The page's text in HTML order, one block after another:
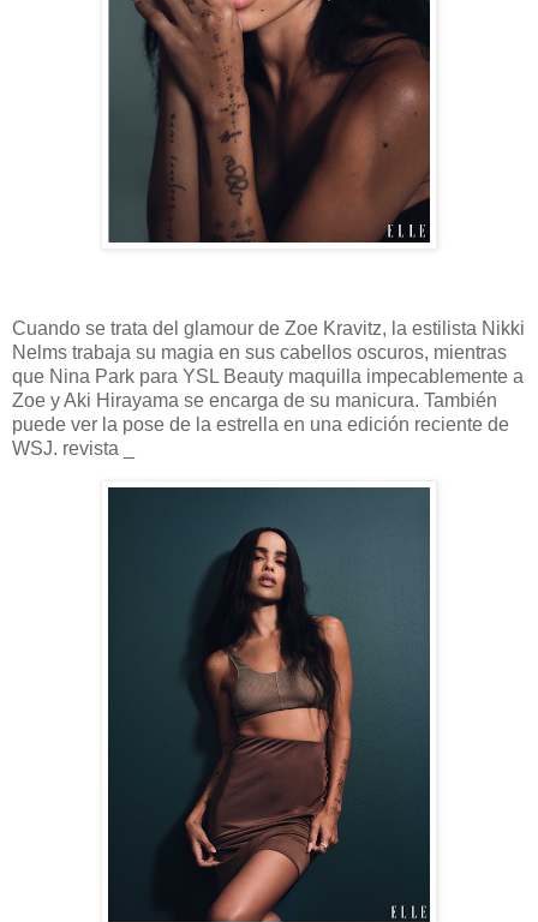
Cuando se trata del glamour de Zoe Kravitz, la estilista Nikki
Nelms trabaja su magia en sus cabellos oscuros, mientras
que Nina Park para YSL Beauty maquilla impecablemente a
Zoe y Aki Hirayama se encarga de su manicura. También
puede ver la pose de la estrella en una edición reciente de
WSJ. revista _